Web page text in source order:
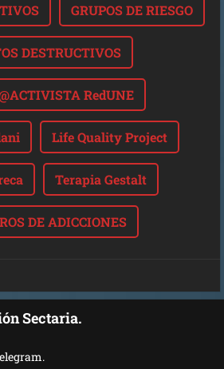
GRUPOS DE RIESGO
DESTRUCTIVOS
RedUNE
Life Quality Project
Terapia Gestalt
DE ADICCIONES
Sectaria.